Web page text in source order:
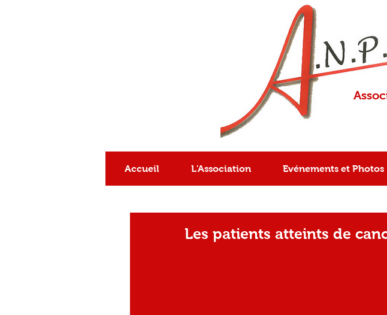
Accueil L'Association Evénements et Photos
Les patients atteints de